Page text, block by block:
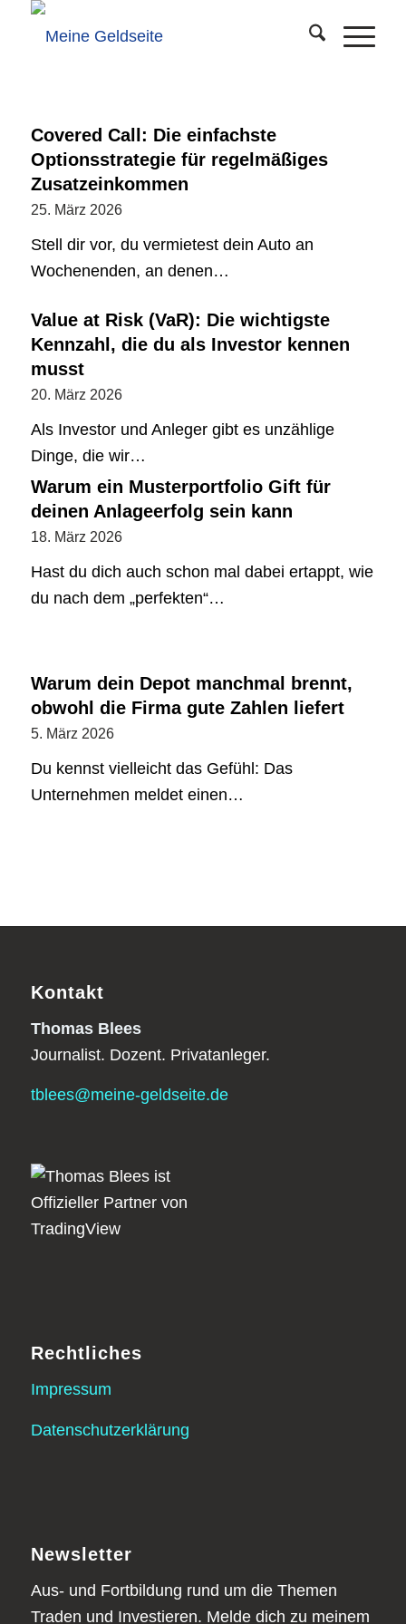
Covered Call: Die einfachste
Optionsstrategie für regelmäßiges
Zusatzeinkommen
25. März 2026
Stell dir vor, du vermietest dein Auto an
Wochenenden, an denen…
Value at Risk (VaR): Die wichtigste
Kennzahl, die du als Investor kennen
musst
20. März 2026
Als Investor und Anleger gibt es unzählige
Dinge, die wir…
Warum ein Musterportfolio Gift für
deinen Anlageerfolg sein kann
18. März 2026
Hast du dich auch schon mal dabei ertappt, wie
du nach dem „perfekten“…
Warum dein Depot manchmal brennt,
obwohl die Firma gute Zahlen liefert
5. März 2026
Du kennst vielleicht das Gefühl: Das
Unternehmen meldet einen…
Kontakt
Thomas Blees
Journalist. Dozent. Privatanleger.
tblees@meine-geldseite.de
Rechtliches
Impressum
Datenschutzerklärung
Newsletter
Aus- und Fortbildung rund um die Themen
Traden und Investieren. Melde dich zu meinem